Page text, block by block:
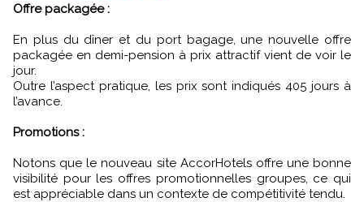
Offre packagée :
En plus du dîner et du port bagage, une nouvelle offre
packagée en demi-pension à prix attractif vient de voir le
jour.
Outre l’aspect pratique, les prix sont indiqués 405 jours à
l’avance.
Promotions :
Notons que le nouveau site AccorHotels offre une bonne
visibilité pour les offres promotionnelles groupes, ce qui
est appréciable dans un contexte de compétitivité tendu.